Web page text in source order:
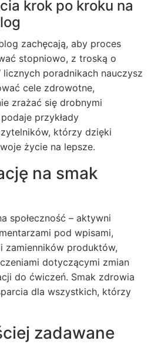
krok po kroku na
zachęcają, aby proces
stopniowo, z troską o
poradnikach nauczysz
cele zdrowotne,
zrażać się drobnymi
przykłady
którzy dzięki
życie na lepsze.
na smak
społeczność – aktywni
pod wpisami,
zamienników produktów,
dotyczącymi zmian
do ćwiczeń. Smak zdrowia
dla wszystkich, którzy
zadawane